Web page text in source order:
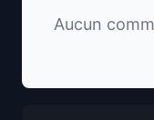
Aucun